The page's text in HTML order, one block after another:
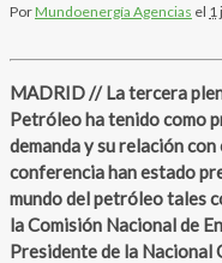
PorMundoenergía Agencias el 1
MADRID // La tercera
Petróleo ha tenido como
demanda y su relación
conferencia han estado
mundo del petróleo tales
la Comisión Nacional de
Presidente de la